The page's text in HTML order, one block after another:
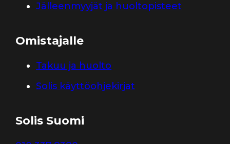
Jälleenmyyjät ja huoltopisteet
Omistajalle
Takuu ja huolto
Solis käyttöohjekirjat
Solis Suomi